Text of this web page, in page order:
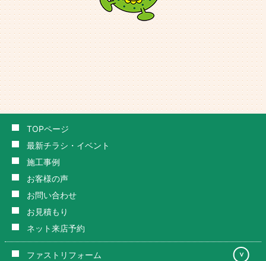
TOPページ
最新チラシ・イベント
施工事例
お客様の声
お問い合わせ
お見積もり
ネット来店予約
ファストリフォーム ＞